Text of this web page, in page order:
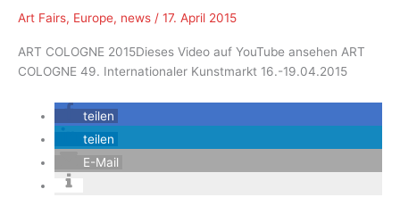
Art Fairs, Europe, news / 17. April 2015
ART COLOGNE 2015Dieses Video auf YouTube ansehen ART
COLOGNE 49. Internationaler Kunstmarkt 16.-19.04.2015
teilen
teilen
E-Mail